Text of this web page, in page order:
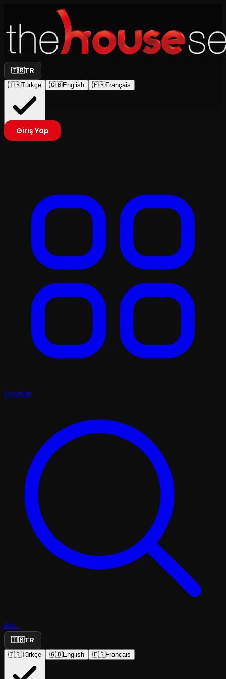
🇹🇷TR
🇹🇷Türkçe 🇬🇧English 🇫🇷Français
Giriş Yap
Oyunlar
Ara...
🇹🇷TR
🇹🇷Türkçe 🇬🇧English 🇫🇷Français